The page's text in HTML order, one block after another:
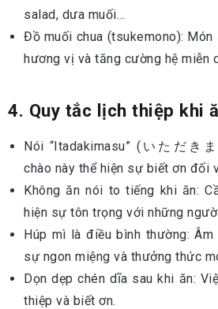
salad, dưa muối…
Đồ muối chua (tsukemono):
hương vị và tăng cường hệ miễn
4. Quy tắc lịch thiệp khi
Nói “Itadakimasu” (いただき
chào này thể hiện sự biết ơn đối
Không ăn nói to tiếng khi ăn:
hiện sự tôn trọng với những
Húp mì là điều bình thường:
sự ngon miệng và thưởng thức
Dọn dẹp chén dĩa sau khi ăn:
thiệp và biết ơn.